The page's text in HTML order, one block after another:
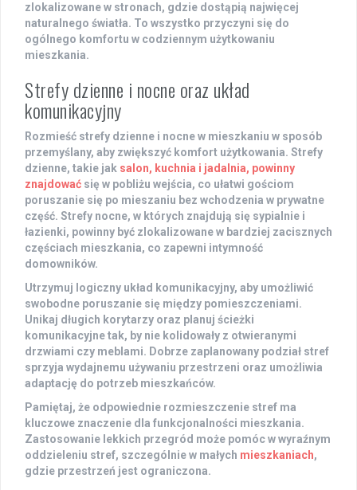
zlokalizowane w stronach, gdzie dostąpią najwięcej
naturalnego światła. To wszystko przyczyni się do
ogólnego komfortu w codziennym użytkowaniu
mieszkania.
Strefy dzienne i nocne oraz układ
komunikacyjny
Rozmieść strefy dzienne i nocnew mieszkaniu w sposób
przemyślany, aby zwiększyć komfort użytkowania. Strefy
dzienne, takie jak salon, kuchnia i jadalnia, powinny
znajdować się w pobliżu wejścia, co ułatwi gościom
poruszanie się po mieszaniu bez wchodzenia w prywatne
część. Strefy nocne, w których znajdują się sypialnie i
łazienki, powinny być zlokalizowane w bardziej zacisznych
częściach mieszkania, co zapewni intymność
domowników.
Utrzymuj logiczny układ komunikacyjny, aby umożliwić
swobodne poruszanie się między pomieszczeniami.
Unikaj długich korytarzy oraz planuj ścieżki
komunikacyjne tak, by nie kolidowały z otwieranymi
drzwiami czy meblami. Dobrze zaplanowany podział stref
sprzyja wydajnemu używaniu przestrzeni oraz umożliwia
adaptację do potrzeb mieszkańców.
Pamiętaj, że odpowiednie rozmieszczenie stref ma
kluczowe znaczenie dla funkcjonalności mieszkania.
Zastosowanie lekkich przegród może pomóc w wyraźnym
oddzieleniu stref, szczególnie w małych mieszkaniach,
gdzie przestrzeń jest ograniczona.